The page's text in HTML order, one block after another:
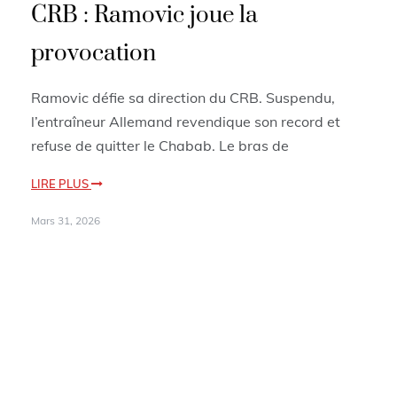
CRB : Ramovic joue la
provocation
Ramovic défie sa direction du CRB. Suspendu,
l’entraîneur Allemand revendique son record et
refuse de quitter le Chabab. Le bras de
LIRE PLUS
Mars 31, 2026